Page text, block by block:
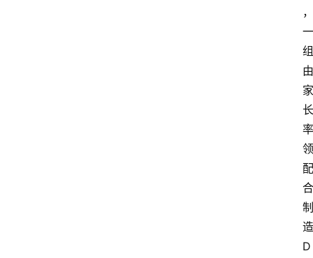
，
一
组
由
家
长
率
领
配
合
制
造
D